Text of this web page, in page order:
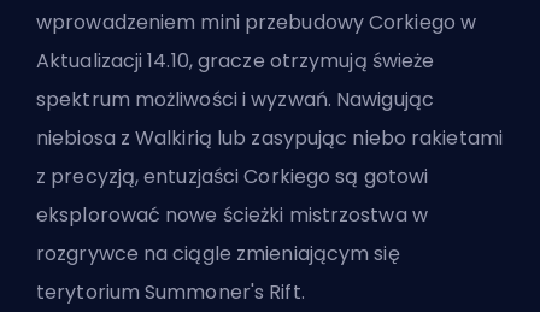
wprowadzeniem mini przebudowy Corkiego w
Aktualizacji 14.10, gracze otrzymują świeże
spektrum możliwości i wyzwań. Nawigując
niebiosa z Walkirią lub zasypując niebo rakietami
z precyzją, entuzjaści Corkiego są gotowi
eksplorować nowe ścieżki mistrzostwa w
rozgrywce na ciągle zmieniającym się
terytorium Summoner's Rift.